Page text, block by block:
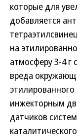
которые для
добавляется
на
атмосферу 3-4 г
вреда
инжекторным
датчиков